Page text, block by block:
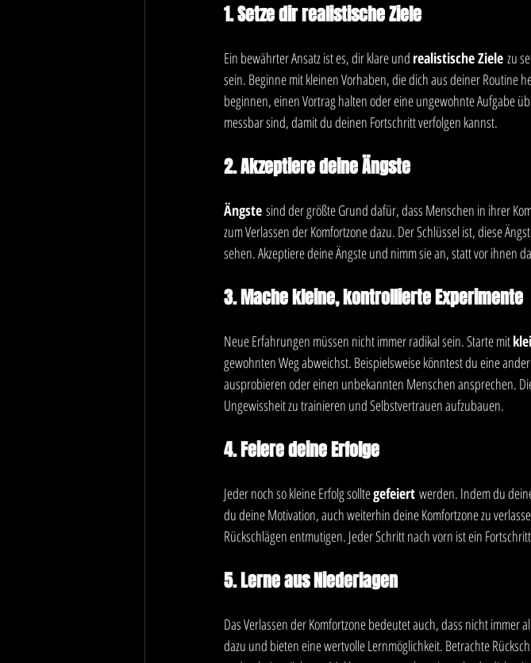
1. Setze dir realistische Ziele
Ein bewährter Ansatz ist es, dir klare und realistische Ziele zu
sein. Beginne mit kleinen Vorhaben, die dich aus deiner Routine
beginnen, einen Vortrag halten oder eine ungewohnte Aufgabe
messbar sind, damit du deinen Fortschritt verfolgen kannst.
2. Akzeptiere deine Ängste
Ängste sind der größte Grund dafür, dass Menschen in ihrer
zum Verlassen der Komfortzone dazu. Der Schlüssel ist, diese
sehen. Akzeptiere deine Ängste und nimm sie an, statt vor ihnen
3. Mache kleine, kontrollierte Experimente
Neue Erfahrungen müssen nicht immer radikal sein. Starte mit
gewohnten Weg abweichst. Beispielsweise könntest du eine
ausprobieren oder einen unbekannten Menschen ansprechen.
Ungewissheit zu trainieren und Selbstvertrauen aufzubauen.
4. Feiere deine Erfolge
Jeder noch so kleine Erfolg sollte gefeiert werden. Indem du
du deine Motivation, auch weiterhin deine Komfortzone zu
Rückschlägen entmutigen. Jeder Schritt nach vorn ist ein
5. Lerne aus Niederlagen
Das Verlassen der Komfortzone bedeutet auch, dass nicht immer
dazu und bieten eine wertvolle Lernmöglichkeit. Betrachte